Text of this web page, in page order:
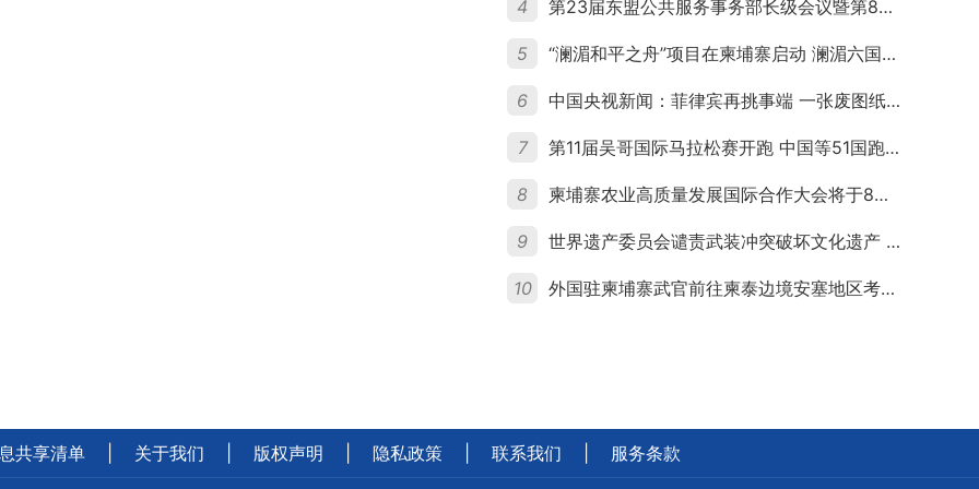
4 第23届东盟公共服务事务部长级会议暨第8届东盟与中日韩公共服务事务部长级会议在柬埔寨暹粒开幕
5 “澜湄和平之舟”项目在柬埔寨启动 澜湄六国青年共话和平与发展
6 中国央视新闻：菲律宾再挑事端 一张废图纸划不走中国黄岩岛
7 第11届吴哥国际马拉松赛开跑 中国等51国跑者齐聚暹粒
8 柬埔寨农业高质量发展国际合作大会将于8月20日举行
9 世界遗产委员会谴责武装冲突破坏文化遗产 柬埔寨呼吁依法追责并加强国际合作
10 外国驻柬埔寨武官前往柬泰边境安塞地区考察 柬方介绍“危险握手”事件及边境情况
共享清单 关于我们 版权声明 隐私政策 联系我们 服务条款